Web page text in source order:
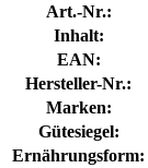
Art.-Nr.:
Inhalt:
EAN:
Hersteller-Nr.:
Marken:
Gütesiegel:
Ernährungsform: